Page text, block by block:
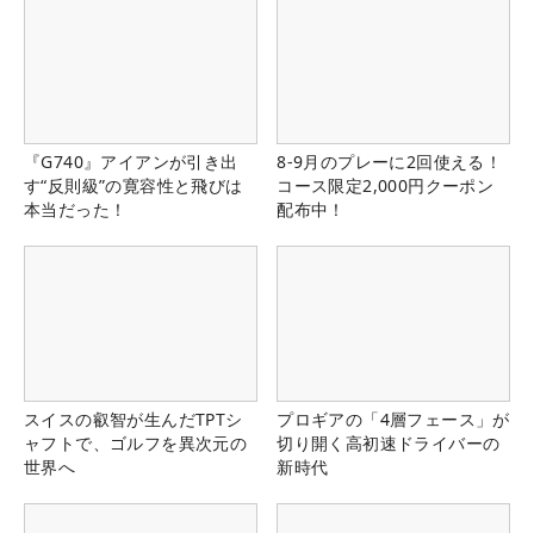
『G740』アイアンが引き出
す“反則級”の寛容性と飛びは
本当だった！
8-9月のプレーに2回使える！
コース限定2,000円クーポン
配布中！
スイスの叡智が生んだTPTシ
ャフトで、ゴルフを異次元の
世界へ
プロギアの「4層フェース」が
切り開く高初速ドライバーの
新時代